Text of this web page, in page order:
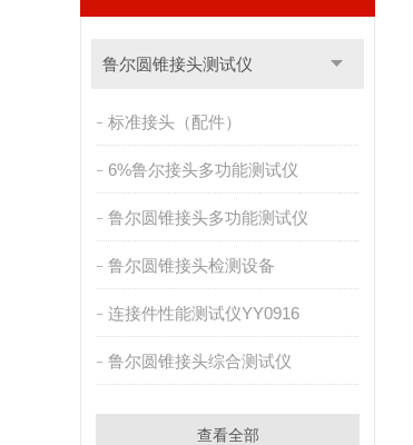
鲁尔圆锥接头测试仪
标准接头（配件）
6%鲁尔接头多功能测试仪
鲁尔圆锥接头多功能测试仪
鲁尔圆锥接头检测设备
连接件性能测试仪YY0916
鲁尔圆锥接头综合测试仪
查看全部